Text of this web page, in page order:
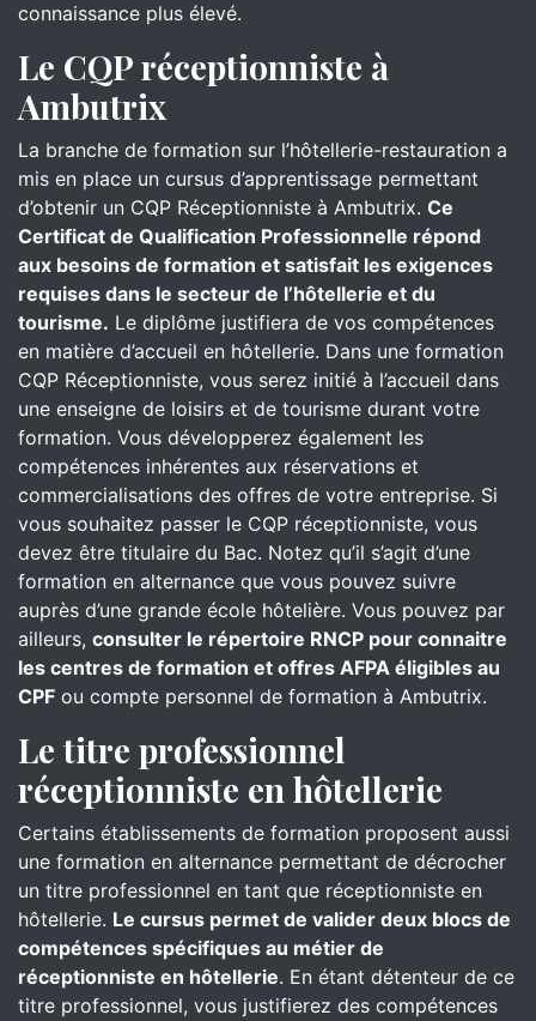
connaissance plus élevé.
Le CQP réceptionniste à
Ambutrix
La branche de formation sur l’hôtellerie-restauration a
mis en place un cursus d’apprentissage permettant
d’obtenir un CQP Réceptionniste à Ambutrix. Ce
Certificat de Qualification Professionnelle répond
aux besoins de formation et satisfait les exigences
requises dans le secteur de l’hôtellerie et du
tourisme. Le diplôme justifiera de vos compétences
en matière d’accueil en hôtellerie. Dans une formation
CQP Réceptionniste, vous serez initié à l’accueil dans
une enseigne de loisirs et de tourisme durant votre
formation. Vous développerez également les
compétences inhérentes aux réservations et
commercialisations des offres de votre entreprise. Si
vous souhaitez passer le CQP réceptionniste, vous
devez être titulaire du Bac. Notez qu’il s’agit d’une
formation en alternance que vous pouvez suivre
auprès d’une grande école hôtelière. Vous pouvez par
ailleurs, consulter le répertoire RNCP pour connaitre
les centres de formation et offres AFPA éligibles au
CPF ou compte personnel de formation à Ambutrix.
Le titre professionnel
réceptionniste en hôtellerie
Certains établissements de formation proposent aussi
une formation en alternance permettant de décrocher
un titre professionnel en tant que réceptionniste en
hôtellerie. Le cursus permet de valider deux blocs de
compétences spécifiques au métier de
réceptionniste en hôtellerie. En étant détenteur de ce
titre professionnel, vous justifierez des compétences